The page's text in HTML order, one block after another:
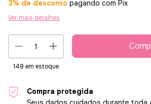
3% de desconto pagando com Pix
Ver mais detalhes
148 em estoque
Compra protegida